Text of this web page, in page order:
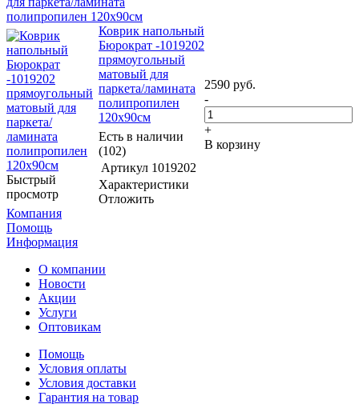
полипропилен 120х90см
Быстрый
просмотр
Коврик напольный
Бюрократ -1019202
прямоугольный
матовый для
паркета/ламината
полипропилен
120х90см
Есть в наличии
(102)
Артикул 1019202
Характеристики
Отложить
2590 руб.
-
+
В корзину
Компания
Помощь
Информация
О компании
Новости
Акции
Услуги
Оптовикам
Помощь
Условия оплаты
Условия доставки
Гарантия на товар